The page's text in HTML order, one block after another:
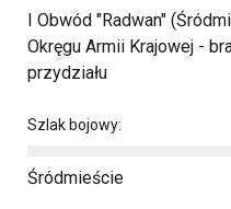
I Obwód "Radwan"
Okręgu Armii Krajowej -
przydziału
Szlak bojowy:
Śródmieście